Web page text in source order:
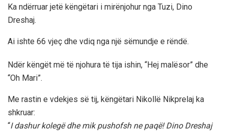
Ka ndërruar jetë këngëtari i mirënjohur nga Tuzi, Dino
Dreshaj.
Ai ishte 66 vjeç dhe vdiq nga një sëmundje e rëndë.
Ndër këngët më të njohura të tija ishin, “Hej malësor” dhe
“Oh Mari”.
Me rastin e vdekjes së tij, këngëtari Nikollë Nikprelaj ka
shkruar:
“I dashur kolegë dhe mik pushofsh ne paqë! Dino Dreshaj